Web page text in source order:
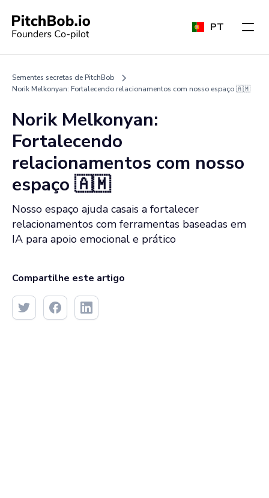
PT
Sementes secretas de PitchBob
Norik Melkonyan: Fortalecendo relacionamentos com nosso espaço 🇦🇲
Norik Melkonyan:
Fortalecendo
relacionamentos com nosso
espaço 🇦🇲
Nosso espaço ajuda casais a fortalecer
relacionamentos com ferramentas baseadas em
IA para apoio emocional e prático
Compartilhe este artigo